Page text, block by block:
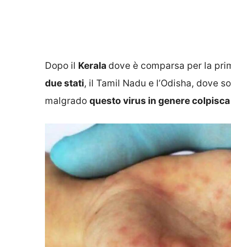
Dopo il Kerala dove è comparsa per la
due stati, il Tamil Nadu e l’Odisha, dove
malgrado questo virus in genere